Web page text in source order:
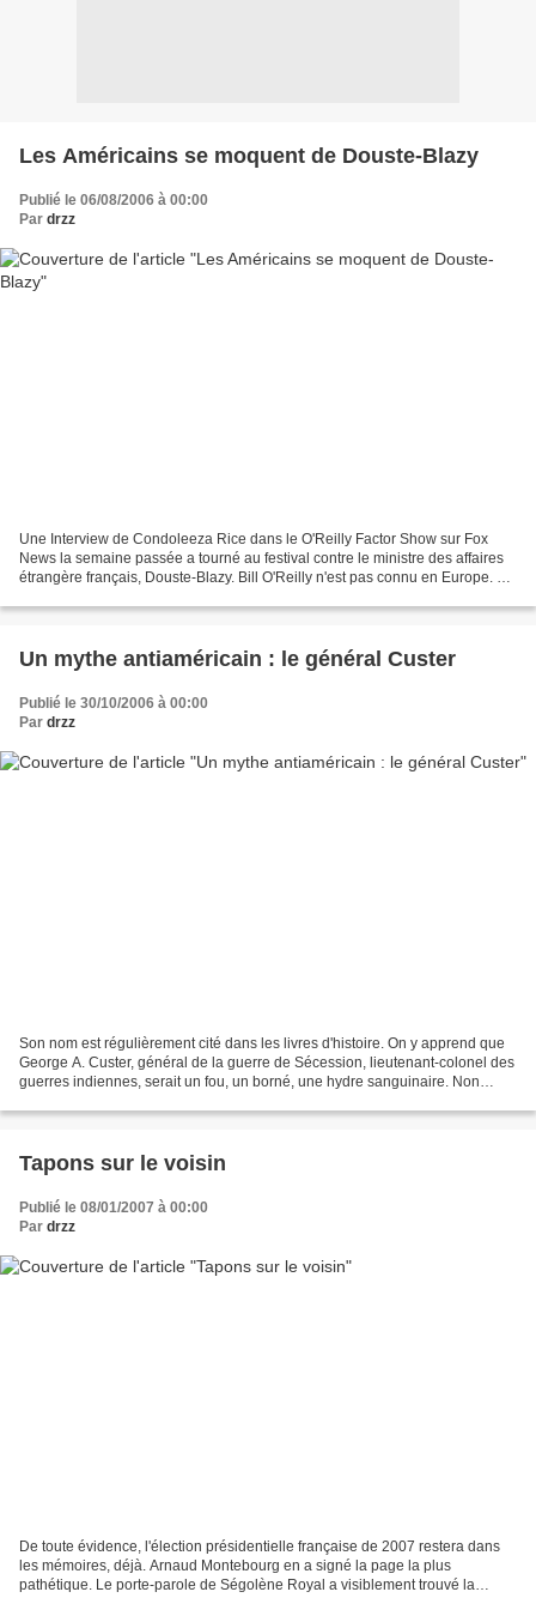
Les Américains se moquent de Douste-Blazy
Publié le 06/08/2006 à 00:00
Par drzz
Une Interview de Condoleeza Rice dans le O'Reilly Factor Show sur Fox
News la semaine passée a tourné au festival contre le ministre des affaires
étrangère français, Douste-Blazy. Bill O'Reilly n'est pas connu en Europe. Le
Un mythe antiaméricain : le général Custer
Publié le 30/10/2006 à 00:00
Par drzz
Son nom est régulièrement cité dans les livres d'histoire. On y apprend que
George A. Custer, général de la guerre de Sécession, lieutenant-colonel des
guerres indiennes, serait un fou, un borné, une hydre sanguinaire. Non
Tapons sur le voisin
Publié le 08/01/2007 à 00:00
Par drzz
De toute évidence, l'élection présidentielle française de 2007 restera dans
les mémoires, déjà. Arnaud Montebourg en a signé la page la plus
pathétique. Le porte-parole de Ségolène Royal a visiblement trouvé la